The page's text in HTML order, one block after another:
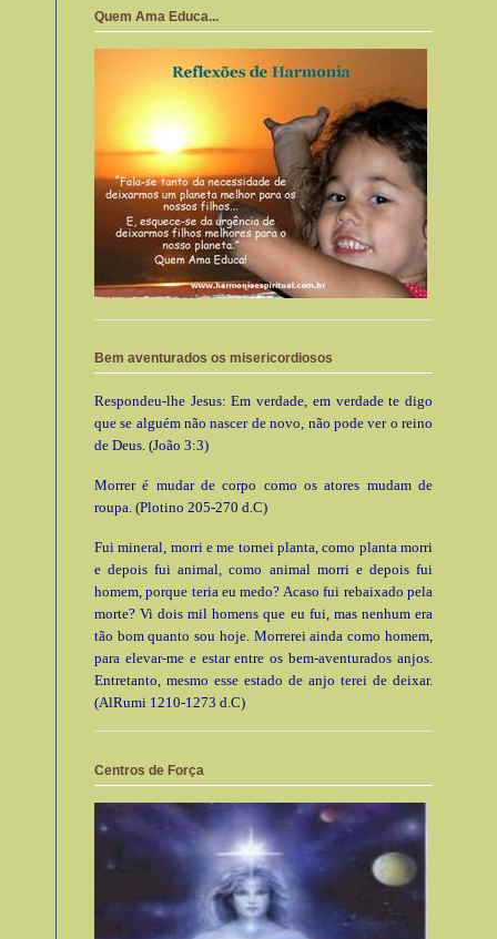
Quem Ama Educa...
Bem aventurados os misericordiosos
Respondeu-lhe Jesus: Em verdade, em verdade te digo
que se alguém não nascer de novo, não pode ver o reino
de Deus. (João 3:3)
Morrer é mudar de corpo como os atores mudam de
roupa. (Plotino 205-270 d.C)
Fui mineral, morri e me tornei planta, como planta morri
e depois fui animal, como animal morri e depois fui
homem, porque teria eu medo? Acaso fui rebaixado pela
morte? Vi dois mil homens que eu fui, mas nenhum era
tão bom quanto sou hoje. Morrerei ainda como homem,
para elevar-me e estar entre os bem-aventurados anjos.
Entretanto, mesmo esse estado de anjo terei de deixar.
(AlRumi 1210-1273 d.C)
Centros de Força